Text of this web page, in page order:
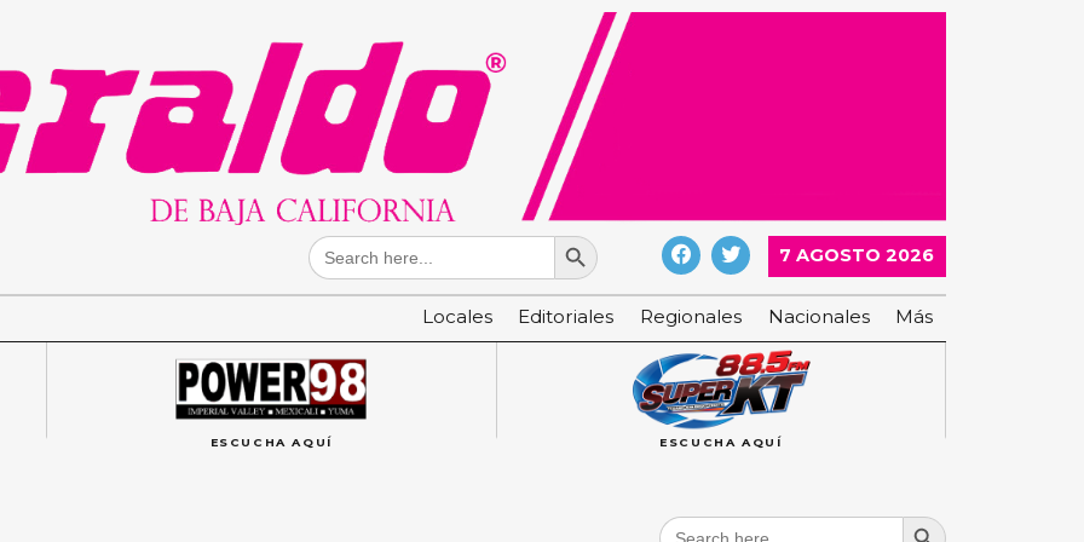
Search
for:
Search Button
7 AGOSTO 2026
Locales Editoriales Regionales Nacionales Más
ESCUCHA AQUÍ ESCUCHA AQUÍ
Search
Search Button